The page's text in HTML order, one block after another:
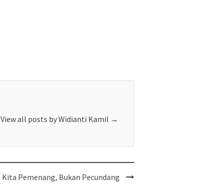
View all posts by Widianti Kamil →
Kita Pemenang, Bukan Pecundang